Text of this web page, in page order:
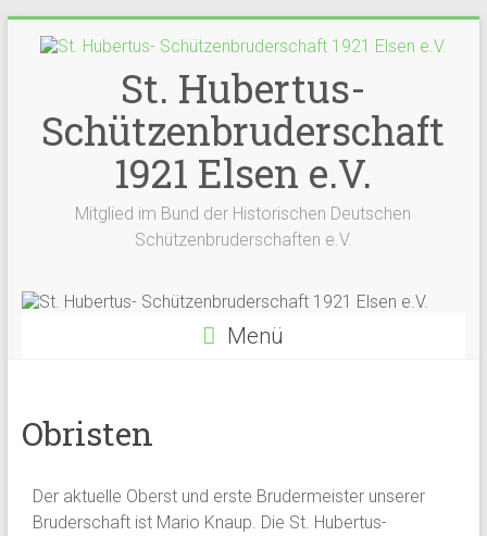
St. Hubertus-
Schützenbruderschaft
1921 Elsen e.V.
Mitglied im Bund der Historischen Deutschen
Schützenbruderschaften e.V.
Menü
Obristen
Der aktuelle Oberst und erste Brudermeister unserer
Bruderschaft ist Mario Knaup. Die St. Hubertus-